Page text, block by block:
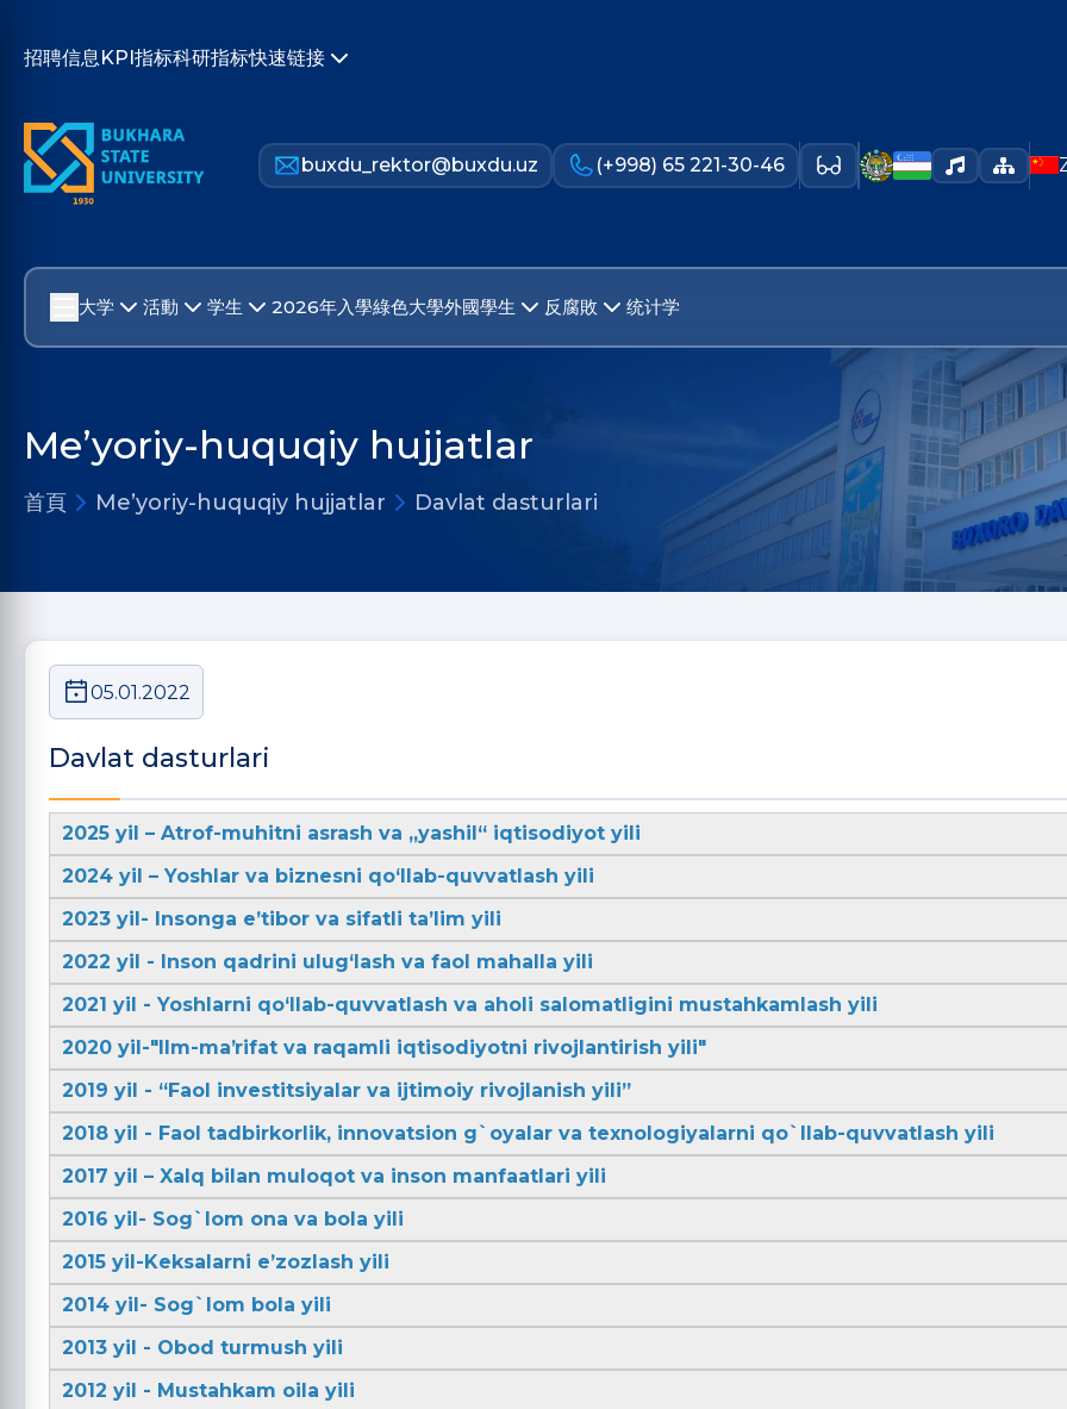
招聘信息KPI指标科研指标快速链接
buxdu_rektor@buxdu.uz (+998) 65 221-30-46
大学 活動 学生 2026年入學綠色大學外國學生 反腐敗 统计学
Me’yoriy-huquqiy hujjatlar
首頁 Me’yoriy-huquqiy hujjatlar Davlat dasturlari
05.01.2022
Davlat dasturlari
2025 yil – Atrof-muhitni asrash va „yashil“ iqtisodiyot yili
2024 yil – Yoshlar va biznesni qo‘llab-quvvatlash yili
2023 yil- Insonga e’tibor va sifatli ta’lim yili
2022 yil - Inson qadrini ulug‘lash va faol mahalla yili
2021 yil - Yoshlarni qo‘llab-quvvatlash va aholi salomatligini mustahkamlash yili
2020 yil-"Ilm-maʼrifat va raqamli iqtisodiyotni rivojlantirish yili"
2019 yil - “Faol investitsiyalar va ijtimoiy rivojlanish yili”
2018 yil - Faol tadbirkorlik, innovatsion g`oyalar va texnologiyalarni qo`llab-quvvatlash yili
2017 yil – Xalq bilan muloqot va inson manfaatlari yili
2016 yil- Sog`lom ona va bola yili
2015 yil-Keksalarni e’zozlash yili
2014 yil- Sog`lom bola yili
2013 yil - Obod turmush yili
2012 yil - Mustahkam oila yili